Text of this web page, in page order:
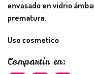
envasado en vidrio
prematura.
Uso cosmetico
Compartir en: